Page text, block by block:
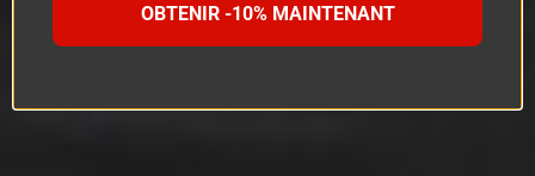
OBTENIR -10% MAINTENANT